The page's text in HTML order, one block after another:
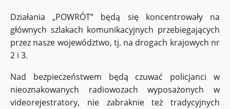
Działania „POWRÓT” będą się koncentrowały na
głównych szlakach komunikacyjnych przebiegających
przez nasze województwo, tj. na drogach krajowych nr
2 i 3.
Nad bezpieczeństwem będą czuwać policjanci w
nieoznakowanych radiowozach wyposażonych w
videorejestratory, nie zabraknie też tradycyjnych